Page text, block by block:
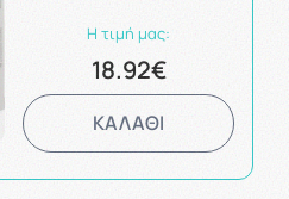
Η τιμή μας:
18.92€
ΚΑΛΑΘΙ